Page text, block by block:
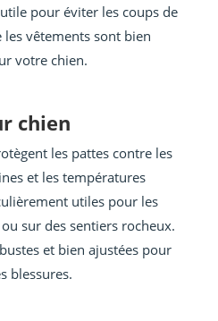
pour éviter les coups de
les vêtements sont bien
votre chien.
chien
les pattes contre les
et les températures
utiles pour les
sur des sentiers rocheux.
et bien ajustées pour
blessures.